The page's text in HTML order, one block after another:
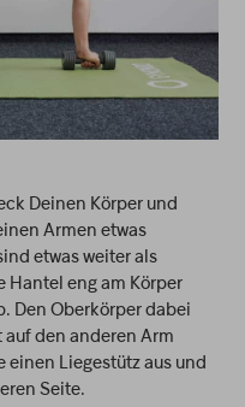
Deinen Körper und
Armen etwas
etwas weiter als
eng am Körper
Den Oberkörper dabei
den anderen Arm
einen Liegestütz aus und
Seite.